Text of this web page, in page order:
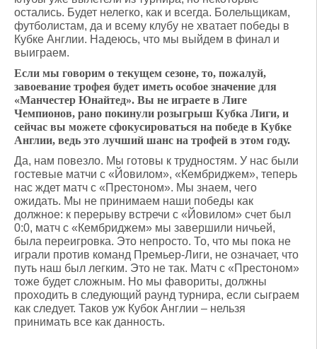
остались. Будет нелегко, как и всегда. Болельщикам,
футболистам, да и всему клубу не хватает победы в
Кубке Англии. Надеюсь, что мы выйдем в финал и
выиграем.
Если мы говорим о текущем сезоне, то, пожалуй,
завоевание трофея будет иметь особое значение для
«Манчестер Юнайтед». Вы не играете в Лиге
Чемпионов, рано покинули розыгрыш Кубка Лиги, и
сейчас вы можете сфокусироваться на победе в Кубке
Англии, ведь это лучший шанс на трофей в этом году.
Да, нам повезло. Мы готовы к трудностям. У нас были
гостевые матчи с «Йовилом», «Кембриджем», теперь
нас ждет матч с «Престоном». Мы знаем, чего
ожидать. Мы не принимаем наши победы как
должное: к перерыву встречи с «Йовилом» счет был
0:0, матч с «Кембриджем» мы завершили ничьей,
была переигровка. Это непросто. То, что мы пока не
играли против команд Премьер-Лиги, не означает, что
путь наш был легким. Это не так. Матч с «Престоном»
тоже будет сложным. Но мы фавориты, должны
проходить в следующий раунд турнира, если сыграем
как следует. Таков уж Кубок Англии – нельзя
принимать все как данность.